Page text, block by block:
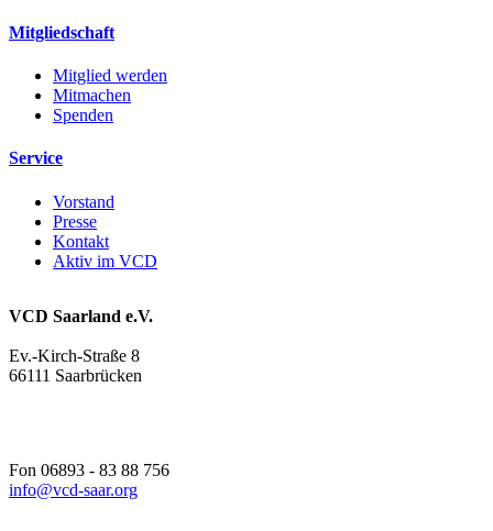
Mitgliedschaft
Mitglied werden
Mitmachen
Spenden
Service
Vorstand
Presse
Kontakt
Aktiv im VCD
VCD Saarland e.V.
Ev.-Kirch-Straße 8
66111 Saarbrücken
Fon 06893 - 83 88 756
info@vcd-saar.org